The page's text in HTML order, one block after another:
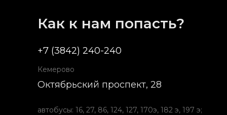
Как к нам попасть?
+7 (3842) 240-240
Октябрьский проспект, 28
Кемерово
автобусы: 16, 27, 86, 124, 127, 170э, 182 э, 197 э;